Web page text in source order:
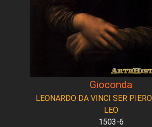
Gioconda
LEONARDO DA VINCI SER
LEO
1503-6